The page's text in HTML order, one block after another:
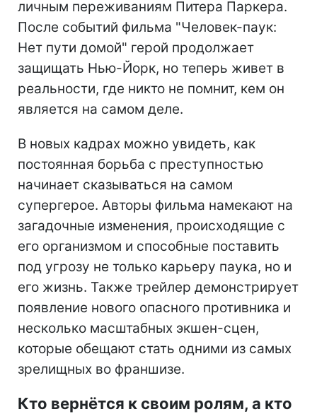
личным переживаниям Питера Паркера.
После событий фильма "Человек-паук:
Нет пути домой" герой продолжает
защищать Нью-Йорк, но теперь живет в
реальности, где никто не помнит, кем он
является на самом деле.
В новых кадрах можно увидеть, как
постоянная борьба с преступностью
начинает сказываться на самом
супергерое. Авторы фильма намекают на
загадочные изменения, происходящие с
его организмом и способные поставить
под угрозу не только карьеру паука, но и
его жизнь. Также трейлер демонстрирует
появление нового опасного противника и
несколько масштабных экшен-сцен,
которые обещают стать одними из самых
зрелищных во франшизе.
Кто вернётся к своим ролям, а кто